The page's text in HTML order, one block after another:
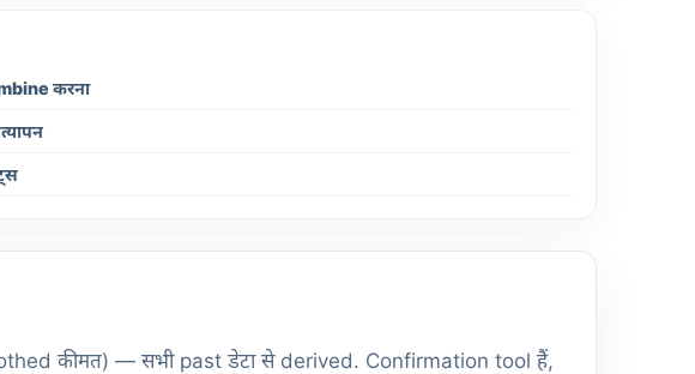
करना
कीमत) — सभी past डेटा से derived. Confirmation tool हैं,